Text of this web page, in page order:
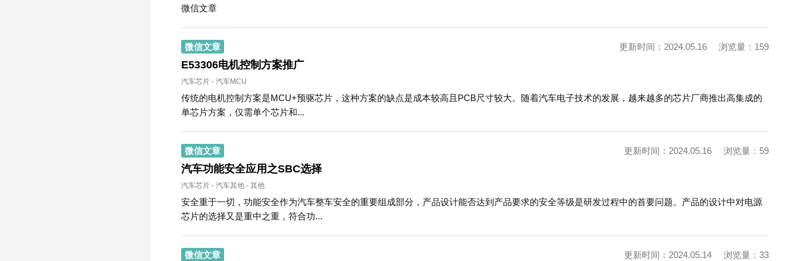
微信文章
微信文章 浏览量：159
更新时间：2024.05.16
E53306电机控制方案推广
汽车芯片 - 汽车MCU
传统的电机控制方案是MCU+预驱芯片，这种方案的缺点是成本较高且PCB尺寸较大。随着汽车电子技术的发展，越来越多的芯片厂商推出高集成的
单芯片方案，仅需单个芯片和...
微信文章 浏览量：59
更新时间：2024.05.16
汽车功能安全应用之SBC选择
汽车芯片 - 汽车其他 - 其他
安全重于一切，功能安全作为汽车整车安全的重要组成部分，产品设计能否达到产品要求的安全等级是研发过程中的首要问题。产品的设计中对电源
芯片的选择又是重中之重，符合功...
微信文章 浏览量：33
更新时间：2024.05.14